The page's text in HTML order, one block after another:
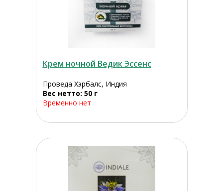
Крем ночной Ведик Эссенс
Проведа Хэрбалс, Индия
Вес нетто: 50 г
Временно нет